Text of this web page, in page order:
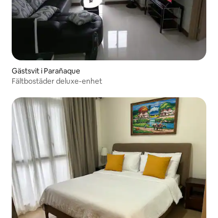
Gästsvit i Parañaque
Fältbostäder deluxe-enhet